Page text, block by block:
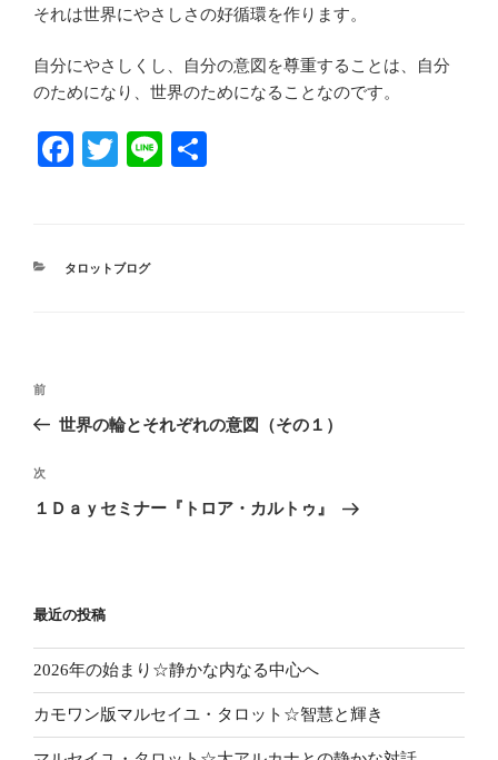
それは世界にやさしさの好循環を作ります。
自分にやさしくし、自分の意図を尊重することは、自分
のためになり、世界のためになることなのです。
Fa
ok
T
r
Li
カ
タロットブログ
投
ビ
ゲ
ン
前
の
稿
前
世界の輪とそれぞれの意図（その１）
次
の
次
１Ｄａｙセミナー『トロア・カルトゥ』
最近の投稿
2026年の始まり☆静かな内なる中心へ
カモワン版マルセイユ・タロット☆智慧と輝き